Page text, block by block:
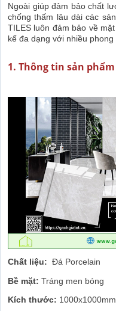
Ngoài giúp đảm bảo chất
chống thấm lâu dài các
TILES luôn đảm bảo về
kế đa dạng với nhiều phong
1. Thông tin sản phẩm
Chất liệu: Đá Porcelain
Bề mặt: Tráng men bóng
Kích thước: 1000x1000mm